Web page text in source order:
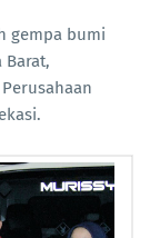
gempa bumi
Barat,